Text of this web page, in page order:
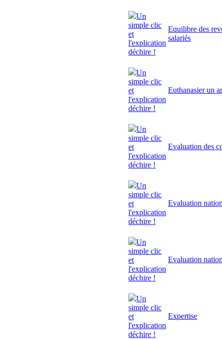
Un
simple clic
et
l'explication
déchire !
Equilibre des
salariés
Un
simple clic
et
l'explication
déchire !
Euthanasier un
Un
simple clic
et
l'explication
déchire !
Evaluation des
Un
simple clic
et
l'explication
déchire !
Evaluation
Un
simple clic
et
l'explication
déchire !
Evaluation
Un
simple clic
et
l'explication
déchire !
Expertise